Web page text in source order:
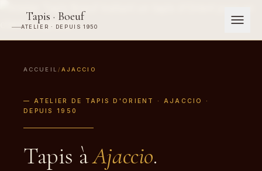
Tapis · Boeuf
ATELIER · DEPUIS 1950
ACCUEIL / AJACCIO
— ATELIER DE TAPIS D'ORIENT · AJACCIO ·
DEPUIS 1950
Tapis àAjaccio.